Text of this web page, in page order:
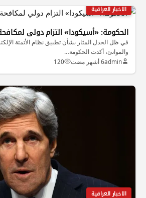
الاخبار العراقية
الحكومة: «أسيكودا» التزام دولي
في ظل الجدل المثار بشأن تطبيق نظام الأتمتة
والموانئ، أكدت الحكومة…
admin6 أشهر مضت 120
الاخبار العراقية